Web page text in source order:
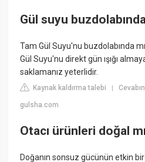
Gül suyu
Tam Gül Suyu'nu buzdolabında
Gül Suyu'nu direkt gün ışığı
saklamanız yeterlidir.
Kaynak kaldırma talebi |
gulsha.com
Otacı ürünleri doğal
Doğanın sonsuz gücünün etkin